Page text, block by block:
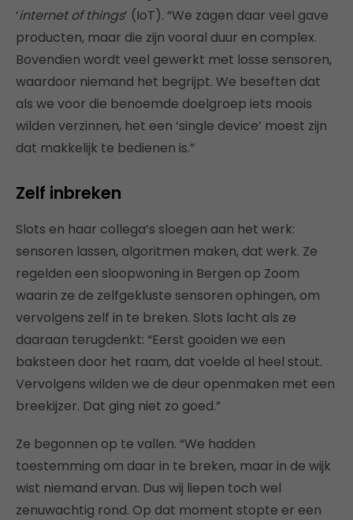
‘internet of things’ (IoT). “We zagen daar veel gave
producten, maar die zijn vooral duur en complex.
Bovendien wordt veel gewerkt met losse sensoren,
waardoor niemand het begrijpt. We beseften dat
als we voor die benoemde doelgroep iets moois
wilden verzinnen, het een ‘single device’ moest zijn
dat makkelijk te bedienen is.”
Zelf inbreken
Slots en haar collega’s sloegen aan het werk:
sensoren lassen, algoritmen maken, dat werk. Ze
regelden een sloopwoning in Bergen op Zoom
waarin ze de zelfgekluste sensoren ophingen, om
vervolgens zelf in te breken. Slots lacht als ze
daaraan terugdenkt: “Eerst gooiden we een
baksteen door het raam, dat voelde al heel stout.
Vervolgens wilden we de deur openmaken met een
breekijzer. Dat ging niet zo goed.”
Ze begonnen op te vallen. “We hadden
toestemming om daar in te breken, maar in de wijk
wist niemand ervan. Dus wij liepen toch wel
zenuwachtig rond. Op dat moment stopte er een